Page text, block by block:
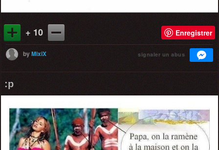
+ 10 Enregistrer
byMixiX signaler un abus
:p